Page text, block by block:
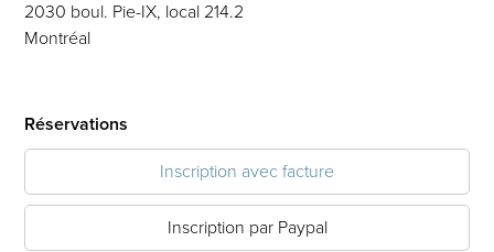
2030 boul. Pie-IX, local 214.2
Montréal
Réservations
Inscription avec facture
Inscription par Paypal